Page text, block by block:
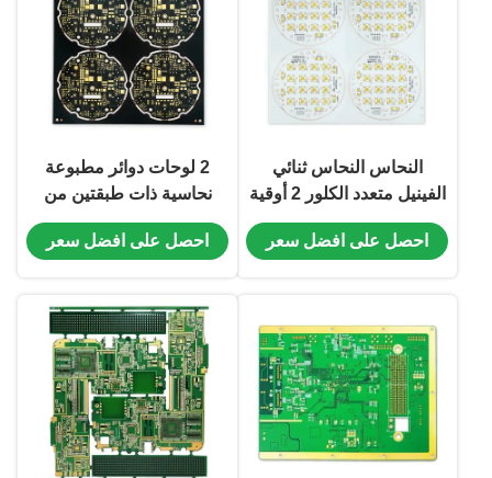
النحاس النحاس ثنائي
الفينيل متعدد الكلور 2 أوقية
طبقة ENIG 1 المستخدمة
في الإلكترونيات الاستهلاكية
احصل على افضل سعر
2 لوحات دوائر مطبوعة
نحاسية ذات طبقتين من
النحاس المبني على أساس
ENIG ثنائي الفينيل متعدد
احصل على افضل سعر